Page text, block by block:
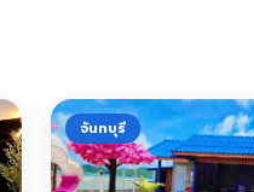
จันทบุรี